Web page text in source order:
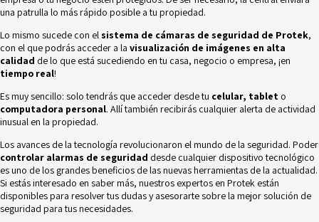
una patrulla lo más rápido posible a tu propiedad.
Lo mismo sucede con el sistema de cámaras de seguridad de Protek,
con el que podrás acceder a la visualización de imágenes en alta
calidad de lo que está sucediendo en tu casa, negocio o empresa, ¡en
tiempo real!
Es muy sencillo: solo tendrás que acceder desde tu celular, tablet o
computadora personal. Allí también recibirás cualquier alerta de actividad
inusual en la propiedad.
Los avances de la tecnología revolucionaron el mundo de la seguridad. Poder
controlar alarmas de seguridad desde cualquier dispositivo tecnológico
es uno de los grandes beneficios de las nuevas herramientas de la actualidad.
Si estás interesado en saber más, nuestros expertos en Protek están
disponibles para resolver tus dudas y asesorarte sobre la mejor solución de
seguridad para tus necesidades.